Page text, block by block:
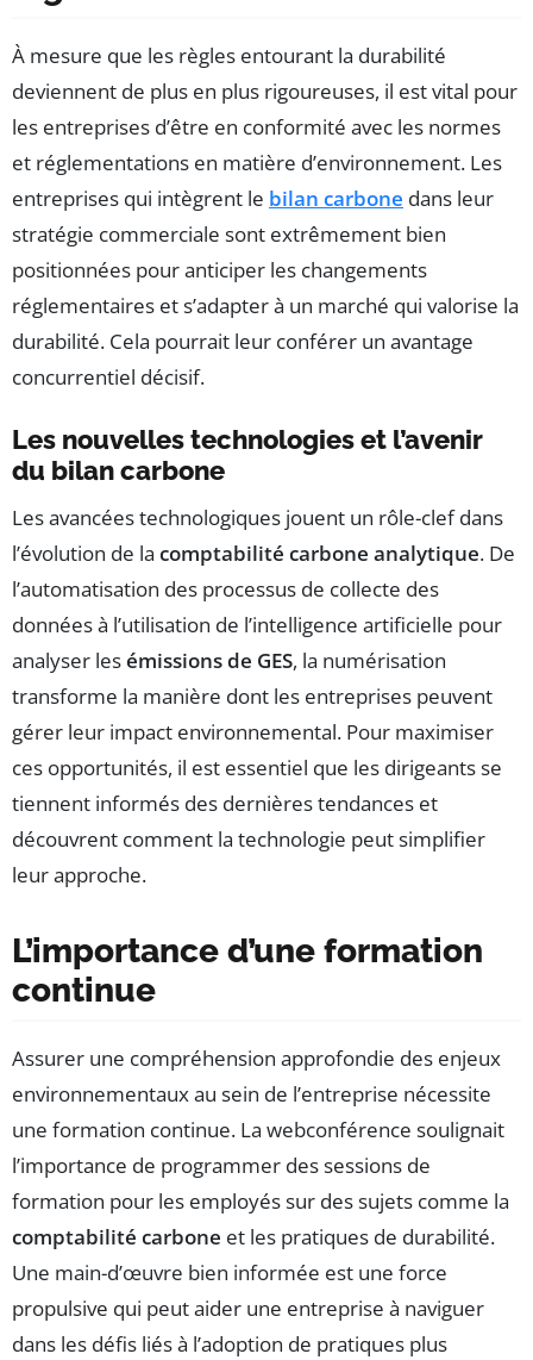
À mesure que les règles entourant la durabilité
deviennent de plus en plus rigoureuses, il est vital pour
les entreprises d’être en conformité avec les normes
et réglementations en matière d’environnement. Les
entreprises qui intègrent le bilan carbone dans leur
stratégie commerciale sont extrêmement bien
positionnées pour anticiper les changements
réglementaires et s’adapter à un marché qui valorise la
durabilité. Cela pourrait leur conférer un avantage
concurrentiel décisif.
Les nouvelles technologies et l’avenir
du bilan carbone
Les avancées technologiques jouent un rôle-clef dans
l’évolution de la comptabilité carbone analytique. De
l’automatisation des processus de collecte des
données à l’utilisation de l’intelligence artificielle pour
analyser lesémissions de GES, la numérisation
transforme la manière dont les entreprises peuvent
gérer leur impact environnemental. Pour maximiser
ces opportunités, il est essentiel que les dirigeants se
tiennent informés des dernières tendances et
découvrent comment la technologie peut simplifier
leur approche.
L’importance d’une formation
continue
Assurer une compréhension approfondie des enjeux
environnementaux au sein de l’entreprise nécessite
une formation continue. La webconférence soulignait
l’importance de programmer des sessions de
formation pour les employés sur des sujets comme la
comptabilité carbone et les pratiques de durabilité.
Une main-d’œuvre bien informée est une force
propulsive qui peut aider une entreprise à naviguer
dans les défis liés à l’adoption de pratiques plus